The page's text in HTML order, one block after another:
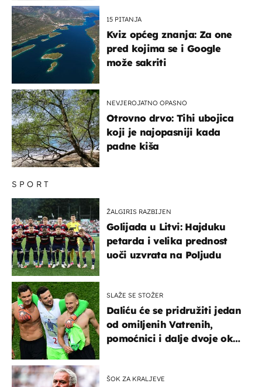
SPORT
ŽALGIRIS RAZBIJEN
Golijada u Litvi: Hajduku
petarda i velika prednost
uoči uzvrata na Poljudu
SLAŽE SE STOŽER
Daliću će se pridružiti jedan
od omiljenih Vatrenih,
pomoćnici i dalje dvoje oko
ŠOK ZA KRALJEVE
15 PITANJA
Kviz općeg znanja: Za one
pred kojima se i Google
može sakriti
NEVJEROJATNO OPASNO
Otrovno drvo: Tihi ubojica
koji je najopasniji kada
padne kiša